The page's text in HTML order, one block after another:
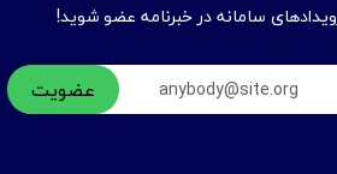
سامانه در خبرنامه عضو شوید!